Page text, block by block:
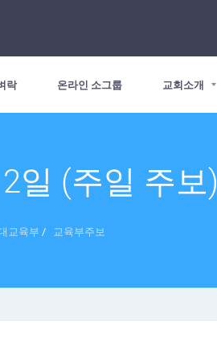
락 온라인 소그룹 교회소개
일 (주일 주보)
교육부 / 교육부주보